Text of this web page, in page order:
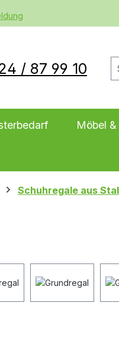
/ 87 99 10
Möbel
Schuhregale aus